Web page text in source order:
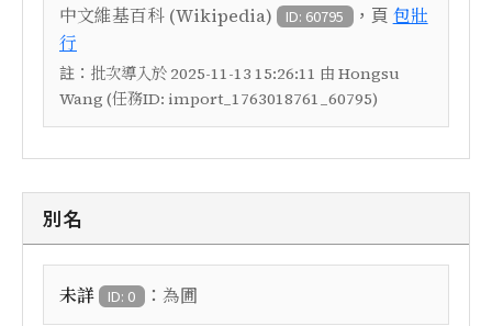
中文維基百科 (Wikipedia) ID: 60795 ，頁 包壯
行
註： 批次導入於 2025-11-13 15:26:11 由 Hongsu
Wang (任務ID: import_1763018761_60795)
別名
未詳 ID: 0 ： 為圃